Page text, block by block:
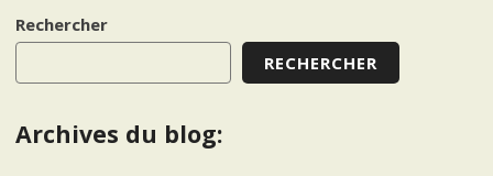
Rechercher
RECHERCHER
Archives du blog: